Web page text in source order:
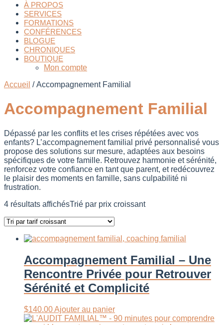
À PROPOS
SERVICES
FORMATIONS
CONFÉRENCES
BLOGUE
CHRONIQUES
BOUTIQUE
Mon compte
Accueil / Accompagnement Familial
Accompagnement Familial
Dépassé par les conflits et les crises répétées avec vos
enfants? L’accompagnement familial privé personnalisé vous
propose des solutions sur mesure, adaptées aux besoins
spécifiques de votre famille. Retrouvez harmonie et sérénité,
renforcez votre confiance en tant que parent, et redécouvrez
le plaisir des moments en famille, sans culpabilité ni
frustration.
4 résultats affichésTrié par prix croissant
Accompagnement Familial – Une
Rencontre Privée pour Retrouver
Sérénité et Complicité
$140.00Ajouter au panier